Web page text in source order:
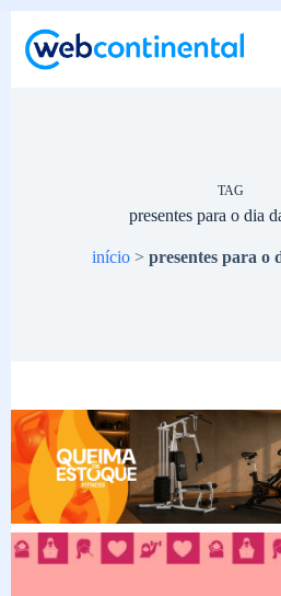
para
TAG
presentes para o dia
início >presentes para o